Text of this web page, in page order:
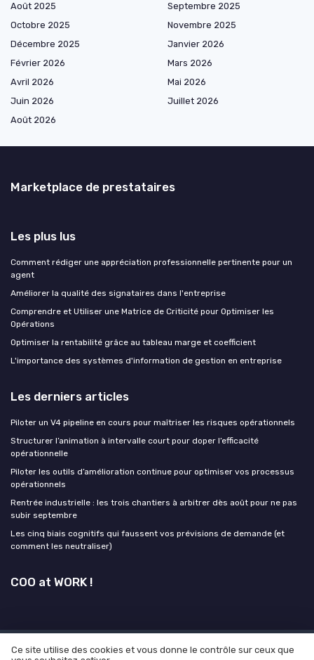
Août 2025
Septembre 2025
Octobre 2025
Novembre 2025
Décembre 2025
Janvier 2026
Février 2026
Mars 2026
Avril 2026
Mai 2026
Juin 2026
Juillet 2026
Août 2026
Marketplace de prestataires
Les plus lus
Comment rédiger une appréciation professionnelle pertinente pour un
agent
Améliorer la qualité des signataires dans l'entreprise
Comprendre et Utiliser une Matrice de Criticité pour Optimiser les
Opérations
Optimiser la rentabilité grâce au tableau marge et coefficient
L'importance des systèmes d'information de gestion en entreprise
Les derniers articles
Piloter un V4 pipeline en cours pour maîtriser les risques opérationnels
Structurer l’animation à intervalle court pour doper l’efficacité
opérationnelle
Piloter les outils d’amélioration continue pour optimiser vos processus
opérationnels
Rentrée industrielle : les trois chantiers à arbitrer dès août pour ne pas
subir septembre
Les cinq biais cognitifs qui faussent vos prévisions de demande (et
comment les neutraliser)
COO at WORK !
Mentions légales Politique de confidentialité Grande
Ce site utilise des cookies et vous donne le contrôle sur ceux que